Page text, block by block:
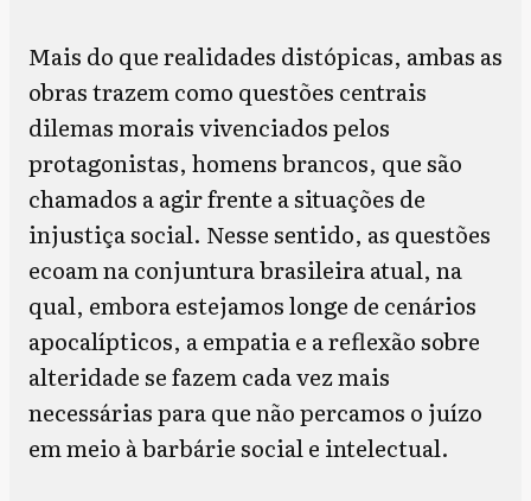
Mais do que realidades distópicas, ambas as
obras trazem como questões centrais
dilemas morais vivenciados pelos
protagonistas, homens brancos, que são
chamados a agir frente a situações de
injustiça social. Nesse sentido, as questões
ecoam na conjuntura brasileira atual, na
qual, embora estejamos longe de cenários
apocalípticos, a empatia e a reflexão sobre
alteridade se fazem cada vez mais
necessárias para que não percamos o juízo
em meio à barbárie social e intelectual.